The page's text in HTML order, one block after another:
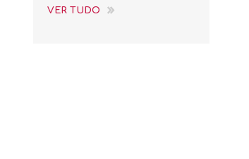
VER TUDO